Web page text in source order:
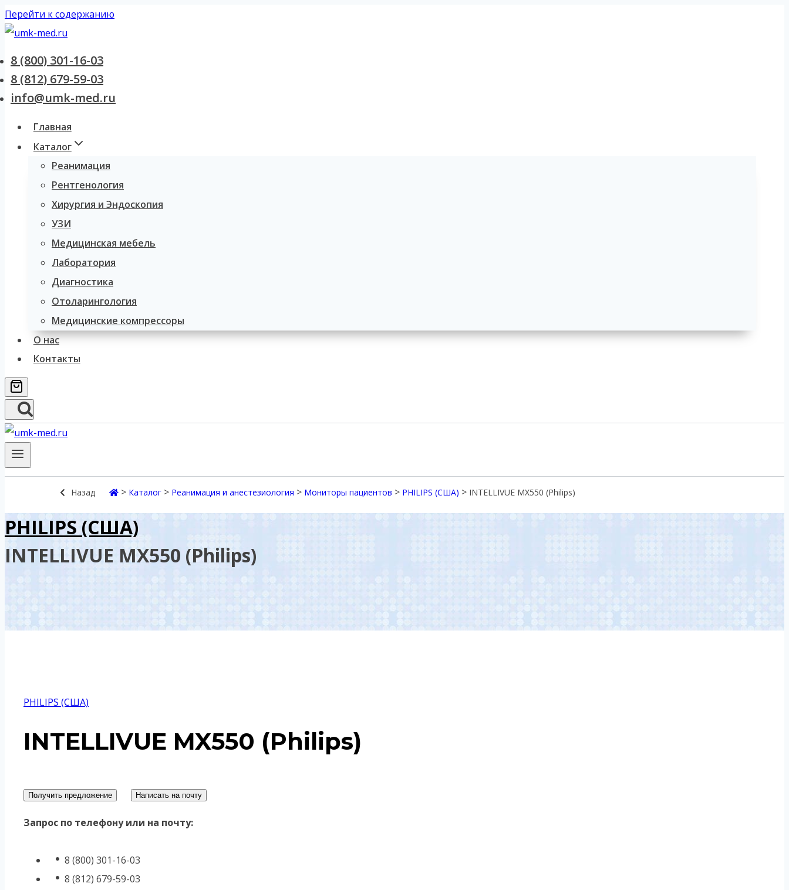
Перейти к содержанию
8 (800) 301-16-03
8 (812) 679-59-03
info@umk-med.ru
Главная
Каталог
Реанимация
Рентгенология
Хирургия и Эндоскопия
УЗИ
Медицинская мебель
Лаборатория
Диагностика
Отоларингология
Медицинские компрессоры
О нас
Контакты
Назад > Каталог > Реанимация и анестезиология > Мониторы пациентов > PHILIPS (США) > INTELLIVUE MX550 (Philips)
PHILIPS (США)
INTELLIVUE MX550 (Philips)
PHILIPS (США)
INTELLIVUE MX550 (Philips)
Получить предложение Написать на почту
Запрос по телефону или на почту:
8 (800) 301-16-03
8 (812) 679-59-03